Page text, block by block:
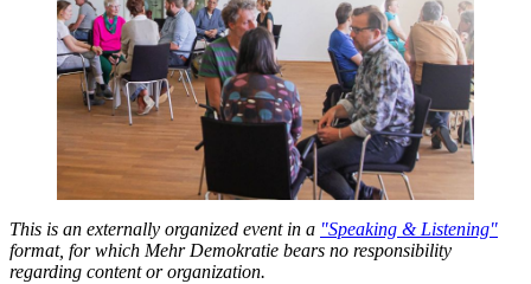
This is an externally organized event in a "Speaking & Listening"
format, for which Mehr Demokratie bears no responsibility
regarding content or organization.